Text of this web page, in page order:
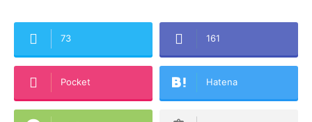
73 161
Pocket Hatena